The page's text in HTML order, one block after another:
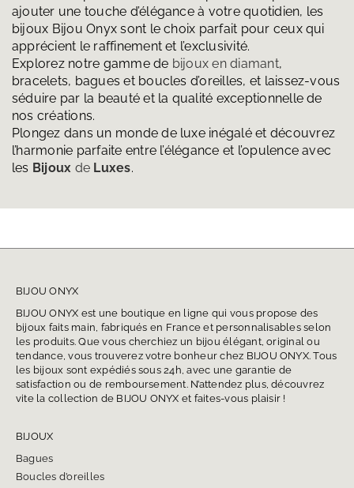
ajouter une touche d’élégance à votre quotidien, les
bijoux Bijou Onyx sont le choix parfait pour ceux qui
apprécient le raffinement et l’exclusivité.
Explorez notre gamme de bijoux en diamant,
bracelets, bagues et boucles d’oreilles, et laissez-vous
séduire par la beauté et la qualité exceptionnelle de
nos créations.
Plongez dans un monde de luxe inégalé et découvrez
l’harmonie parfaite entre l’élégance et l’opulence avec
les Bijoux de Luxes.
BIJOU ONYX
BIJOU ONYX est une boutique en ligne qui vous propose des
bijoux faits main, fabriqués en France et personnalisables selon
les produits. Que vous cherchiez un bijou élégant, original ou
tendance, vous trouverez votre bonheur chez BIJOU ONYX. Tous
les bijoux sont expédiés sous 24h, avec une garantie de
satisfaction ou de remboursement. N’attendez plus, découvrez
vite la collection de BIJOU ONYX et faites-vous plaisir !
BIJOUX
Bagues
Boucles d’oreilles